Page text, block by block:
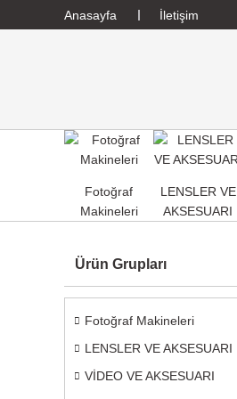
Anasayfa İletişim
Fotoğraf
Makineleri
LENSLER VE
AKSESUARI
Ürün Grupları
Fotoğraf Makineleri
LENSLER VE AKSESUARI
VİDEO VE AKSESUARI